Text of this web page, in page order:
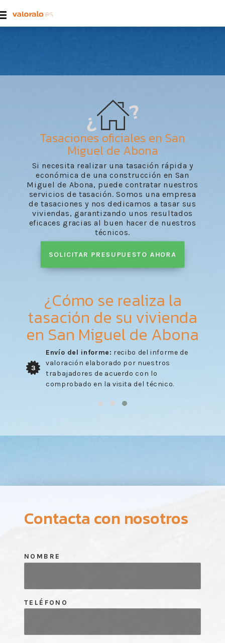
Tasaciones oficiales en San
Miguel de Abona
Si necesita realizar una tasación rápida y
económica de una construcción en San
Miguel de Abona, puede contratar nuestros
servicios de tasación. Somos una empresa
de tasaciones y nos dedicamos a tasar sus
viviendas, garantizando unos resultados
eficaces gracias al buen hacer de nuestros
técnicos.
SOLICITAR PRESUPUESTO AHORA
¿Cómo se realiza la
tasación de su vivienda
en San Miguel de Abona
3
Envío del informe: recibo del informe de
valoración elaborado por nuestros
trabajadores de acuerdo con lo
comprobado en la visita del técnico.
Contacta con nosotros
NOMBRE
TELÉFONO